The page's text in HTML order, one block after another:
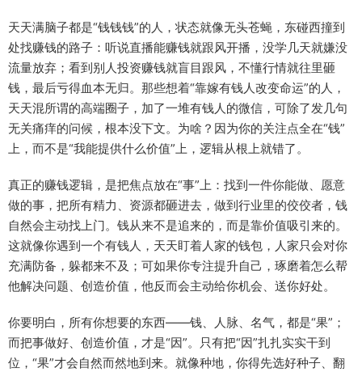
天天满脑子都是“钱钱钱”的人，状态就像无头苍蝇，东碰西撞到
处找赚钱的路子：听说直播能赚钱就跟风开播，没学几天就嫌没
流量放弃；看到别人投资赚钱就盲目跟风，不懂行情就往里砸
钱，最后亏得血本无归。那些想着“靠嫁有钱人改变命运”的人，
天天混所谓的高端圈子，加了一堆有钱人的微信，可除了发几句
无关痛痒的问候，根本没下文。为啥？因为你的关注点全在“钱”
上，而不是“我能提供什么价值”上，逻辑从根上就错了。
真正的赚钱逻辑，是把焦点放在“事”上：找到一件你能做、愿意
做的事，把所有精力、资源都砸进去，做到行业里的佼佼者，钱
自然会主动找上门。钱从来不是追来的，而是靠价值吸引来的。
这就像你遇到一个有钱人，天天盯着人家的钱包，人家只会对你
充满防备，躲都来不及；可如果你专注提升自己，琢磨着怎么帮
他解决问题、创造价值，他反而会主动给你机会、送你好处。
你要明白，所有你想要的东西——钱、人脉、名气，都是“果”；
而把事做好、创造价值，才是“因”。只有把“因”扎扎实实干到
位，“果”才会自然而然地到来。就像种地，你得先选好种子、翻